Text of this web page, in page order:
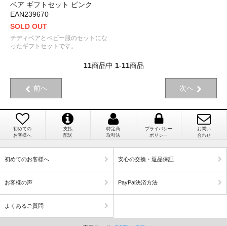
ベア ギフトセット ピンク
EAN239670
SOLD OUT
テディベアとベビー服のセットにな
ったギフトセットです。
11商品中 1-11商品
前へ 次へ
初めての
お客様へ
支払
配送
特定商
取引法
プライバシー
ポリシー
お問い
合わせ
初めてのお客様へ 安心の交換・返品保証
お客様の声 PayPal決済方法
よくあるご質問